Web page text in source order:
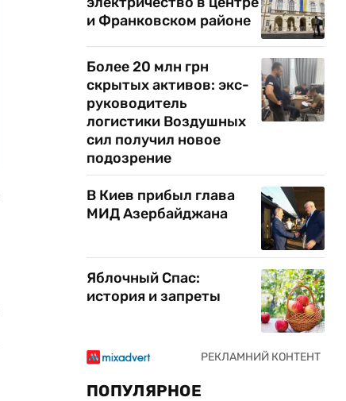
и Франковском районе
Более 20 млн грн
скрытых активов: экс-
руководитель
логистики Воздушных
сил получил новое
подозрение
В Киев прибыл глава
МИД Азербайджана
Яблочный Спас:
история и запреты
ПОПУЛЯРНОЕ